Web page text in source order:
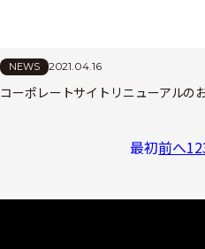
NEWS 2021.04.16
コーポレートサイトリニューアルの
最初前へ12